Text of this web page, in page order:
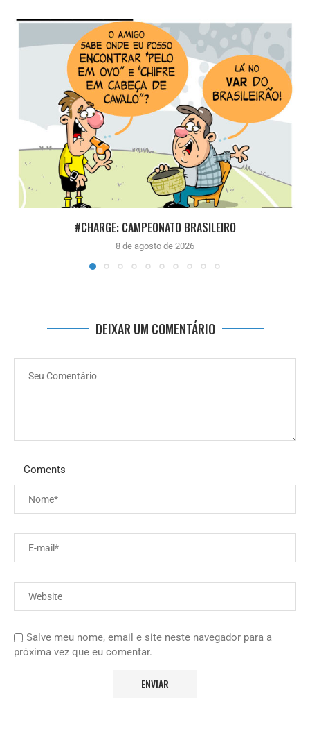
#CHARGE: CAMPEONATO BRASILEIRO
8 de agosto de 2026
DEIXAR UM COMENTÁRIO
Coments
Salve meu nome, email e site neste navegador para a
próxima vez que eu comentar.